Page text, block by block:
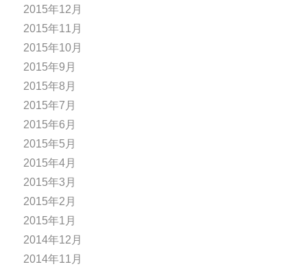
2015年12月
2015年11月
2015年10月
2015年9月
2015年8月
2015年7月
2015年6月
2015年5月
2015年4月
2015年3月
2015年2月
2015年1月
2014年12月
2014年11月